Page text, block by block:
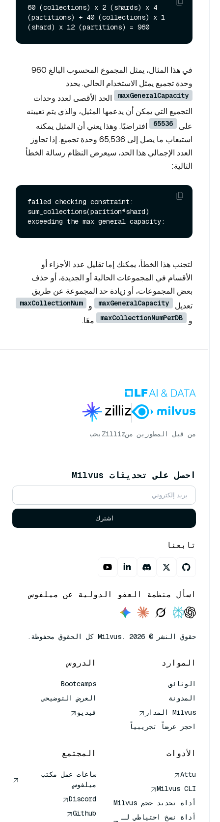
60 (collections) x 2 (shards) x 4
(partitions) + 40 (collections) x 1
في هذا المثال، يمثل المجموع المحسوب البالغ 960
وحدة تجميع يمثل الاستخدام الحالي. يحدد
maxGeneralCapacity
الحد الأقصى لعدد وحدات
التجميع التي يمكن أن يدعمها المثيل، والذي يتم تعيينه
على
65536
افتراضيًا. وهذا يعني أن المثيل يمكنه
استيعاب ما يصل إلى 65,536 وحدة تجميع. إذا تجاوز
العدد الإجمالي هذا الحد، سيعرض النظام رسالة الخطأ
التالية:
failed checking constraint:
sum_collections(parition*shard)
لتجنب هذا الخطأ، يمكنك إما تقليل عدد الأجزاء أو
الأقسام في المجموعات الحالية أو الجديدة، أو حذف
بعض المجموعات، أو زيادة حد المجموعة عن طريق
تعديل
maxGeneralCapacity و maxCollectionNum
و maxCollectionNumPerDB معًا.
من قبل المطورين منZilliz بحب
احصل على تحديثات Milvus
اشترك
تابعنا
اسأل منظمة العفو الدولية عن ميلفوس
حقوق النشر © Milvus. 2026 كل الحقوق محفوظة.
الموارد
الوثائق
المدونة
Milvus المدار
احجز عرضاً تجريبياً
الدروس
Bootcamps
العرض التوضيحي
فيديو
الأدوات
Attu
Milvus CLI
أداة تحديد حجم Milvus
أداة نسخ احتياطي لـ
المجتمع
ساعات عمل مكتب
ميلفوس
Discord
Github